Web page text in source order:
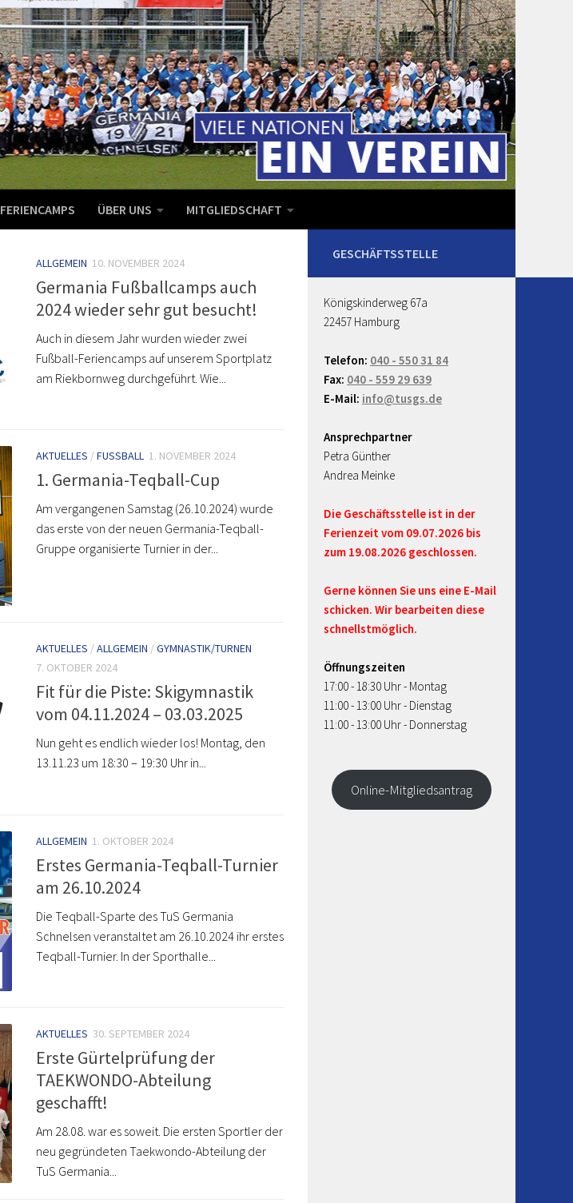
FERIENCAMPS ÜBER UNS MITGLIEDSCHAFT
ALLGEMEIN 10. NOVEMBER 2024
Germania Fußballcamps auch
2024 wieder sehr gut besucht!
Auch in diesem Jahr wurden wieder zwei
Fußball-Feriencamps auf unserem Sportplatz
am Riekbornweg durchgeführt. Wie...
AKTUELLES /FUSSBALL 1. NOVEMBER 2024
1. Germania-Teqball-Cup
Am vergangenen Samstag (26.10.2024) wurde
das erste von der neuen Germania-Teqball-
Gruppe organisierte Turnier in der...
AKTUELLES /ALLGEMEIN /GYMNASTIK/TURNEN
7. OKTOBER 2024
Fit für die Piste: Skigymnastik
vom 04.11.2024 – 03.03.2025
Nun geht es endlich wieder los! Montag, den
13.11.23 um 18:30 – 19:30 Uhr in...
ALLGEMEIN 1. OKTOBER 2024
Erstes Germania-Teqball-Turnier
am 26.10.2024
Die Teqball-Sparte des TuS Germania
Schnelsen veranstaltet am 26.10.2024 ihr erstes
Teqball-Turnier. In der Sporthalle...
AKTUELLES 30. SEPTEMBER 2024
Erste Gürtelprüfung der
TAEKWONDO-Abteilung
geschafft!
Am 28.08. war es soweit. Die ersten Sportler der
neu gegründeten Taekwondo-Abteilung der
TuS Germania...
Königskinderweg 67a
22457 Hamburg
Telefon: 040 - 550 31 84
Fax: 040 - 559 29 639
E-Mail: info@tusgs.de
Ansprechpartner
Petra Günther
Andrea Meinke
Die Geschäftsstelle ist in der
Ferienzeit vom 09.07.2026 bis
zum 19.08.2026 geschlossen.
Gerne können Sie uns eine E-Mail
schicken. Wir bearbeiten diese
schnellstmöglich.
Öffnungszeiten
17:00 - 18:30 Uhr - Montag
11:00 - 13:00 Uhr - Dienstag
11:00 - 13:00 Uhr - Donnerstag
Online-Mitgliedsantrag